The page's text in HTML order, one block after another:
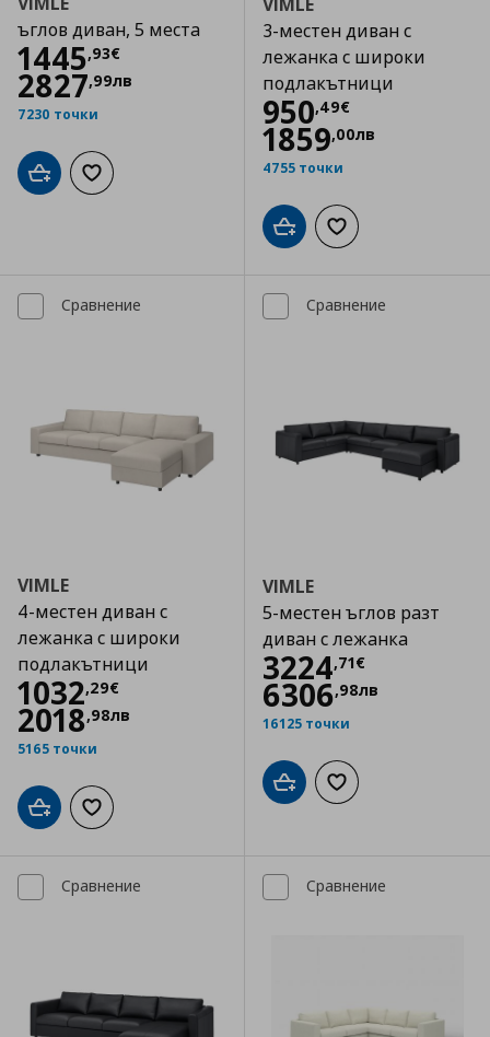
ъглов диван, 5 места
1445,93€
Цена1445,93 €
2827,99лв
7230 точки
Добави в кошницата
Добави към списъка с любими
3-местен диван с
лежанка с широки
подлакътници
950,49€
Цена
1859,00лв
4755 точки
Добави в кошницата
Добави към
Сравнение
VIMLE
4-местен диван с
лежанка с широки
подлакътници
1032,29€
Цена1032,29 €
2018,98лв
5165 точки
Добави в кошницата
Добави към списъка с любими
Сравнение
VIMLE
5-местен ъглов разт
диван с лежанка
3224,71€
Цена3224,71 €
6306,98лв
16125 точки
Добави в кошницата
Добави към
Сравнение Сравнение